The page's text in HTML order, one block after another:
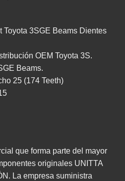
Toyota 3SGE Beams Dientes
OEM Toyota 3S.
Beams.
25 (174 Teeth)
que forma parte del mayor
originales UNITTA
La empresa suministra